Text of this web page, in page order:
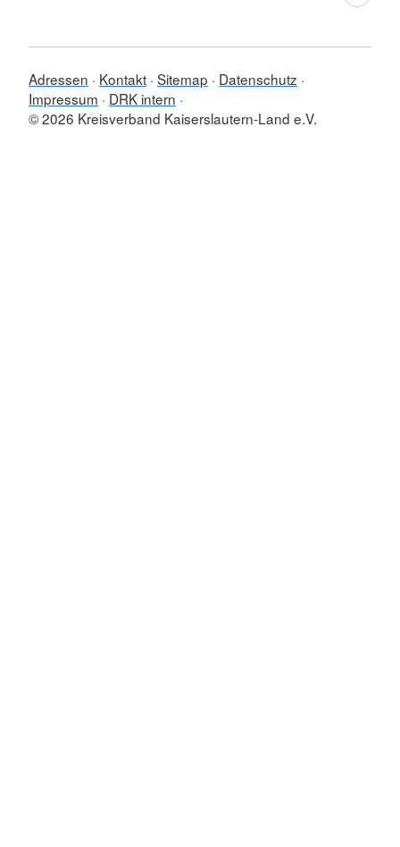
Adressen Kontakt Sitemap
Datenschutz
Impressum
DRK intern
© 2026 Kreisverband Kaiserslautern-Land e.V.